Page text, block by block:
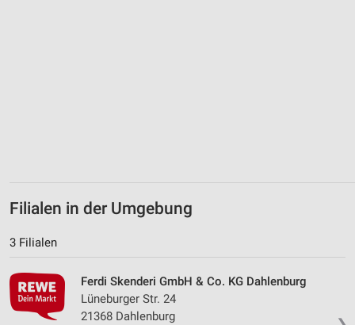
Filialen in der Umgebung
3 Filialen
Ferdi Skenderi GmbH & Co. KG Dahlenburg
Lüneburger Str. 24
21368 Dahlenburg
Kombinationen von Daten aus verschiedenen
Quellen
Entwicklung und Verbesserung der Angebote